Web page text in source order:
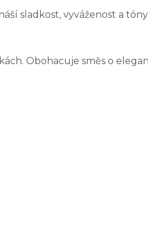
sladkost, vyváženost a
Obohacuje směs o